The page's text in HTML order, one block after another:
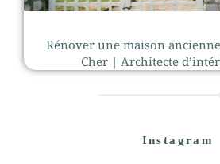
Rénover une maison
Cher | Architecte
Instagram